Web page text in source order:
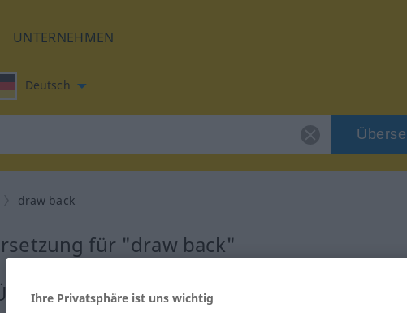
UNTERNEHMEN
Deutsch
draw back
für "draw back"
Ihre Privatsphäre ist uns wichtig